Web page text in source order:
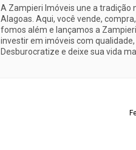
A Zampieri Imóveis une a tradição
Alagoas. Aqui, você vende,
fomos além e lançamos a
investir em imóveis com
Desburocratize e deixe sua vida